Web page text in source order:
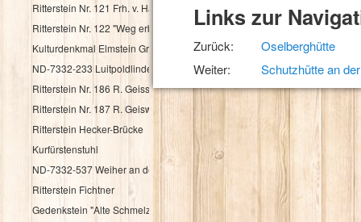
Ritterstein Nr. 121 Frh. v. Haacke Holsriese
Ritterstein Nr. 122 "Weg erbaut Frh. v. Hacke 1737"
Kulturdenkmal Elmstein Grenzstein
ND-7332-233 Luitpoldlinde
Ritterstein Nr. 186 R. Geisskopferhof
Ritterstein Nr. 187 R. Geiswieserhof
Ritterstein Hecker-Brücke
Kurfürstenstuhl
ND-7332-537 Weiher an der Speyerbachquelle
Ritterstein Fichtner
Gedenkstein "Alte Schmelz"
Links zur
Zurück:
Oselberghütte
Weiter:
Schutzhütte an